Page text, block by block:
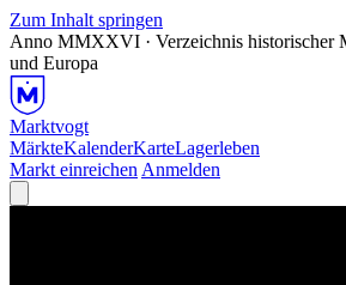
Zum Inhalt springen
Anno MMXXVI · Verzeichnis historischer
und Europa
Marktvogt
MärkteKalenderKarteLagerleben
Markt einreichen Anmelden